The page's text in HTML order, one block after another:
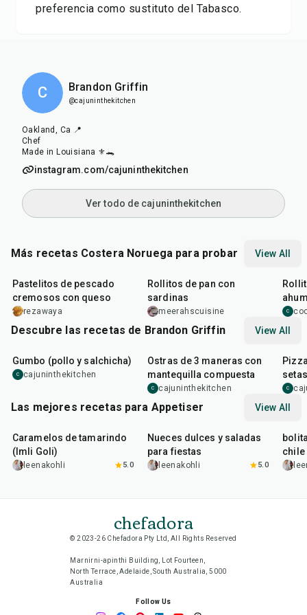
preferencia como sustituto del Tabasco.
C Brandon Griffin
@cajuninthekitchen
Oakland, Ca 📍
Chef
Made in Louisiana ⚜️🐊
instagram.com/cajuninthekitchen
Ver todo de cajuninthekitchen
Más recetas Costera Noruega para probar View All
Pastelitos de pescado
cremosos con queso
rezawaya
7min
Rollitos de pan con
sardinas
meerahscuisine C
Descubre las recetas de Brandon Griffin View All
Gumbo (pollo y salchicha)
C cajuninthekitchen
Ostras de 3 maneras con
mantequilla compuesta
C cajuninthekitchen C
Las mejores recetas para Appetiser View All
min
Caramelos de tamarindo
(Imli Goli)
leenakohli 5.0
15 min
Nueces dulces y saladas
para fiestas
leenakohli 5.0
chile
chefadora
© 2023-26 Chefadora Pty Ltd, All Rights Reserved
Marnirni-apinthi Building, Lot Fourteen,
North Terrace, Adelaide, South Australia, 5000
Australia
Follow Us